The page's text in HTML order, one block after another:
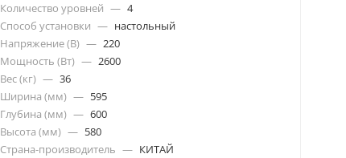
Количество уровней — 4
Способ установки — настольный
Напряжение (В) — 220
Мощность (Вт) — 2600
Вес (кг) — 36
Ширина (мм) — 595
Глубина (мм) — 600
Высота (мм) — 580
Страна-производитель — КИТАЙ